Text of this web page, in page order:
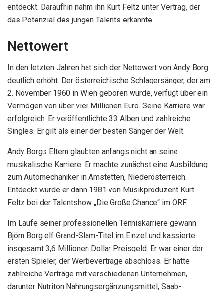
entdeckt. Daraufhin nahm ihn Kurt Feltz unter Vertrag, der
das Potenzial des jungen Talents erkannte.
Nettowert
In den letzten Jahren hat sich der Nettowert von Andy Borg
deutlich erhöht. Der österreichische Schlagersänger, der am
2. November 1960 in Wien geboren wurde, verfügt über ein
Vermögen von über vier Millionen Euro. Seine Karriere war
erfolgreich: Er veröffentlichte 33 Alben und zahlreiche
Singles. Er gilt als einer der besten Sänger der Welt.
Andy Borgs Eltern glaubten anfangs nicht an seine
musikalische Karriere. Er machte zunächst eine Ausbildung
zum Automechaniker in Amstetten, Niederösterreich.
Entdeckt wurde er dann 1981 von Musikproduzent Kurt
Feltz bei der Talentshow „Die Große Chance“ im ORF.
Im Laufe seiner professionellen Tenniskarriere gewann
Björn Borg elf Grand-Slam-Titel im Einzel und kassierte
insgesamt 3,6 Millionen Dollar Preisgeld. Er war einer der
ersten Spieler, der Werbeverträge abschloss. Er hatte
zahlreiche Verträge mit verschiedenen Unternehmen,
darunter Nutriton Nahrungsergänzungsmittel, Saab-